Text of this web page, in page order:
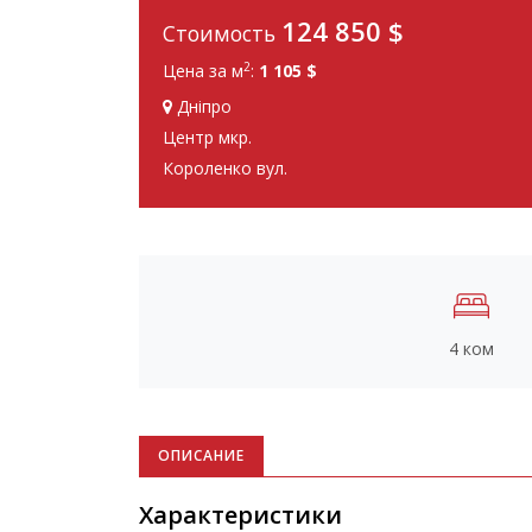
Стоимость 124 850 $
Цена за м2: 1 105 $
Дніпро
Центр мкр.
Короленко вул.
4 ком
ОПИСАНИЕ
Характеристики